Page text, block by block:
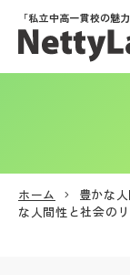
「私立中高一貫校の魅
メニュー
ホーム 豊かな
な人間性と社会の